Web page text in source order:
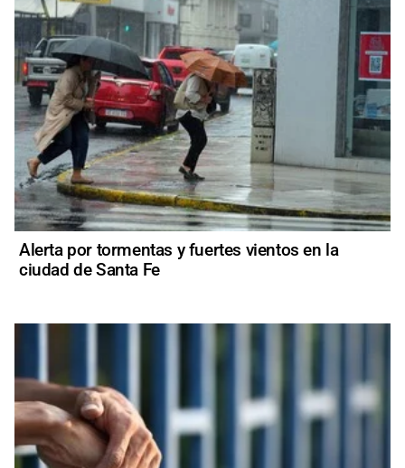
Alerta por tormentas y fuertes vientos en la
ciudad de Santa Fe